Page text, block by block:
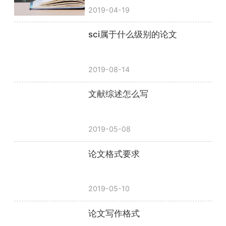
2019-04-19
sci属于什么级别的论文
2019-08-14
文献综述怎么写
2019-05-08
论文格式要求
2019-05-10
论文写作格式